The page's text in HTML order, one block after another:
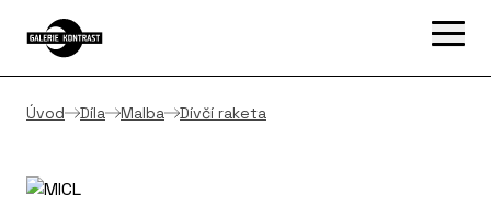
Úvod Díla Malba Dívčí raketa